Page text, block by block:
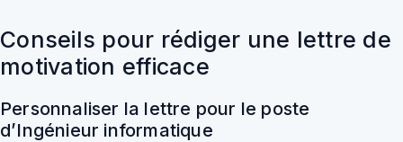
Conseils pour rédiger une lettre de
motivation efficace
Personnaliser la lettre pour le poste
d’Ingénieur informatique